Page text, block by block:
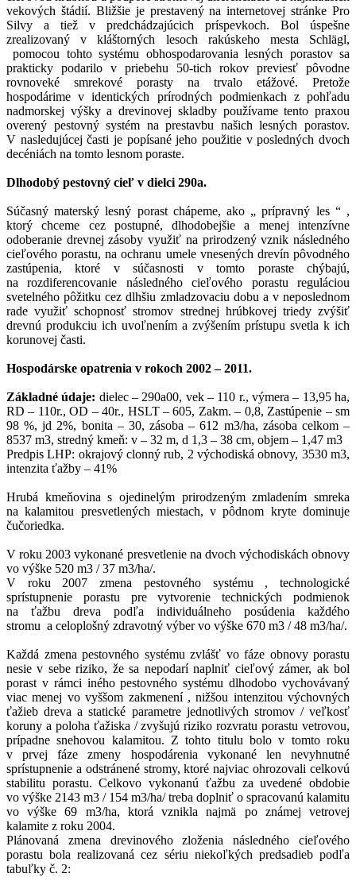
vekových štádií. Bližšie je prestavený na internetovej stránke Pro
Silvy a tiež v predchádzajúcich príspevkoch. Bol úspešne
zrealizovaný v kláštorných lesoch rakúskeho mesta Schlägl,
pomocou tohto systému obhospodarovania lesných porastov sa
prakticky podarilo v priebehu 50-tich rokov previesť pôvodne
rovnoveké smrekové porasty na trvalo etážové. Pretože
hospodárime v identických prírodných podmienkach z pohľadu
nadmorskej výšky a drevinovej skladby používame tento praxou
overený pestovný systém na prestavbu našich lesných porastov.
V nasledujúcej časti je popísané jeho použitie v posledných dvoch
decéniách na tomto lesnom poraste.
Dlhodobý pestovný cieľ v dielci 290a.
Súčasný materský lesný porast chápeme, ako „ prípravný les “ ,
ktorý chceme cez postupné, dlhodobejšie a menej intenzívne
odoberanie drevnej zásoby využiť na prirodzený vznik následného
cieľového porastu, na ochranu umele vnesených drevín pôvodného
zastúpenia, ktoré v súčasnosti v tomto poraste chýbajú,
na rozdiferencovanie následného cieľového porastu reguláciou
svetelného pôžitku cez dlhšiu zmladzovaciu dobu a v neposlednom
rade využiť schopnosť stromov strednej hrúbkovej triedy zvýšiť
drevnú produkciu ich uvoľnením a zvýšením prístupu svetla k ich
korunovej časti.
Hospodárske opatrenia v rokoch 2002 – 2011.
Základné údaje: dielec – 290a00, vek – 110 r., výmera – 13,95 ha,
RD – 110r., OD – 40r., HSLT – 605, Zakm. – 0,8, Zastúpenie – sm
98 %, jd 2%, bonita – 30, zásoba – 612 m3/ha, zásoba celkom –
8537 m3, stredný kmeň: v – 32 m, d 1,3 – 38 cm, objem – 1,47 m3
Predpis LHP: okrajový clonný rub, 2 východiská obnovy, 3530 m3,
intenzita ťažby – 41%
Hrubá kmeňovina s ojedinelým prirodzeným zmladením smreka
na kalamitou presvetlených miestach, v pôdnom kryte dominuje
čučoriedka.
V roku 2003 vykonané presvetlenie na dvoch východiskách obnovy
vo výške 520 m3 / 37 m3/ha/.
V roku 2007 zmena pestovného systému , technologické
sprístupnenie porastu pre vytvorenie technických podmienok
na ťažbu dreva podľa individuálneho posúdenia každého
stromu a celoplošný zdravotný výber vo výške 670 m3 / 48 m3/ha/.
Každá zmena pestovného systému zvlášť vo fáze obnovy porastu
nesie v sebe riziko, že sa nepodarí naplniť cieľový zámer, ak bol
porast v rámci iného pestovného systému dlhodobo vychovávaný
viac menej vo vyššom zakmenení , nižšou intenzitou výchovných
ťažieb dreva a statické parametre jednotlivých stromov / veľkosť
koruny a poloha ťažiska / zvyšujú riziko rozvratu porastu vetrovou,
prípadne snehovou kalamitou. Z tohto titulu bolo v tomto roku
v prvej fáze zmeny hospodárenia vykonané len nevyhnutné
sprístupnenie a odstránené stromy, ktoré najviac ohrozovali celkovú
stabilitu porastu. Celkovo vykonanú ťažbu za uvedené obdobie
vo výške 2143 m3 / 154 m3/ha/ treba doplniť o spracovanú kalamitu
vo výške 69 m3/ha, ktorá vznikla najmä po známej vetrovej
kalamite z roku 2004.
Plánovaná zmena drevinového zloženia následného cieľového
porastu bola realizovaná cez sériu niekoľkých predsadieb podľa
tabuľky č. 2: